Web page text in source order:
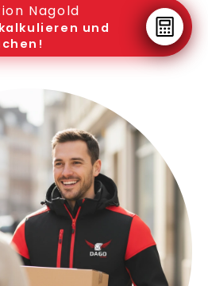
Nagold
und